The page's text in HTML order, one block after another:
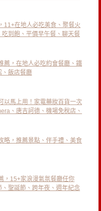
11+在地人必吃美食、聚餐火
到飽、平價早午餐、聊天餐
薦，在地人必吃約會餐廳、鐵
、飯店餐廳
以馬上用！家電藥妝百貨一次
、唐吉訶德、機場免稅店、
略，推薦景點、伴手禮、美食
，15+家浪漫氣氛餐廳任你
聖誕節、跨年夜、週年紀念